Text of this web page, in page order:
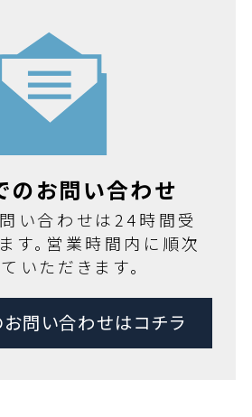
のお問い合わせ
い合わせは24時間受
す。営業時間内に順次
いただきます。
問い合わせはコチラ